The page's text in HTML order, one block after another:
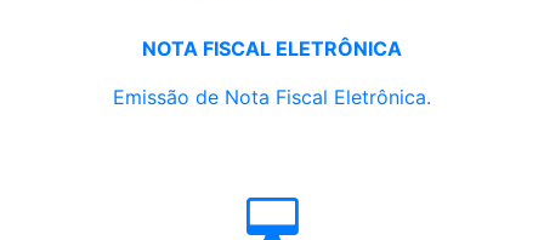
NOTA FISCAL ELETRÔNICA
Emissão de Nota Fiscal Eletrônica.